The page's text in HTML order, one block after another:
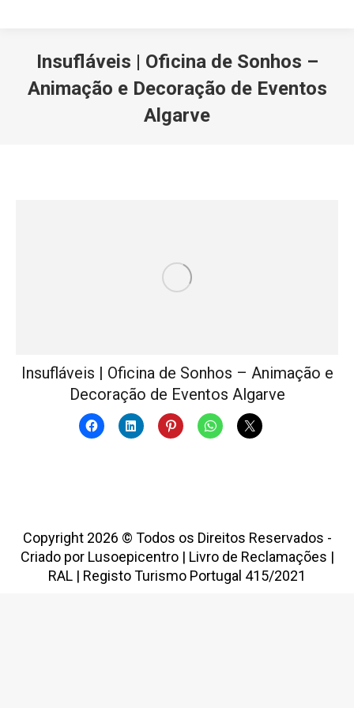
Insufláveis | Oficina de Sonhos –
Animação e Decoração de Eventos
Algarve
Insufláveis | Oficina de Sonhos – Animação e
Decoração de Eventos Algarve
Copyright 2026 © Todos os Direitos Reservados -
Criado por Lusoepicentro| Livro de Reclamações |
RAL | Registo Turismo Portugal 415/2021